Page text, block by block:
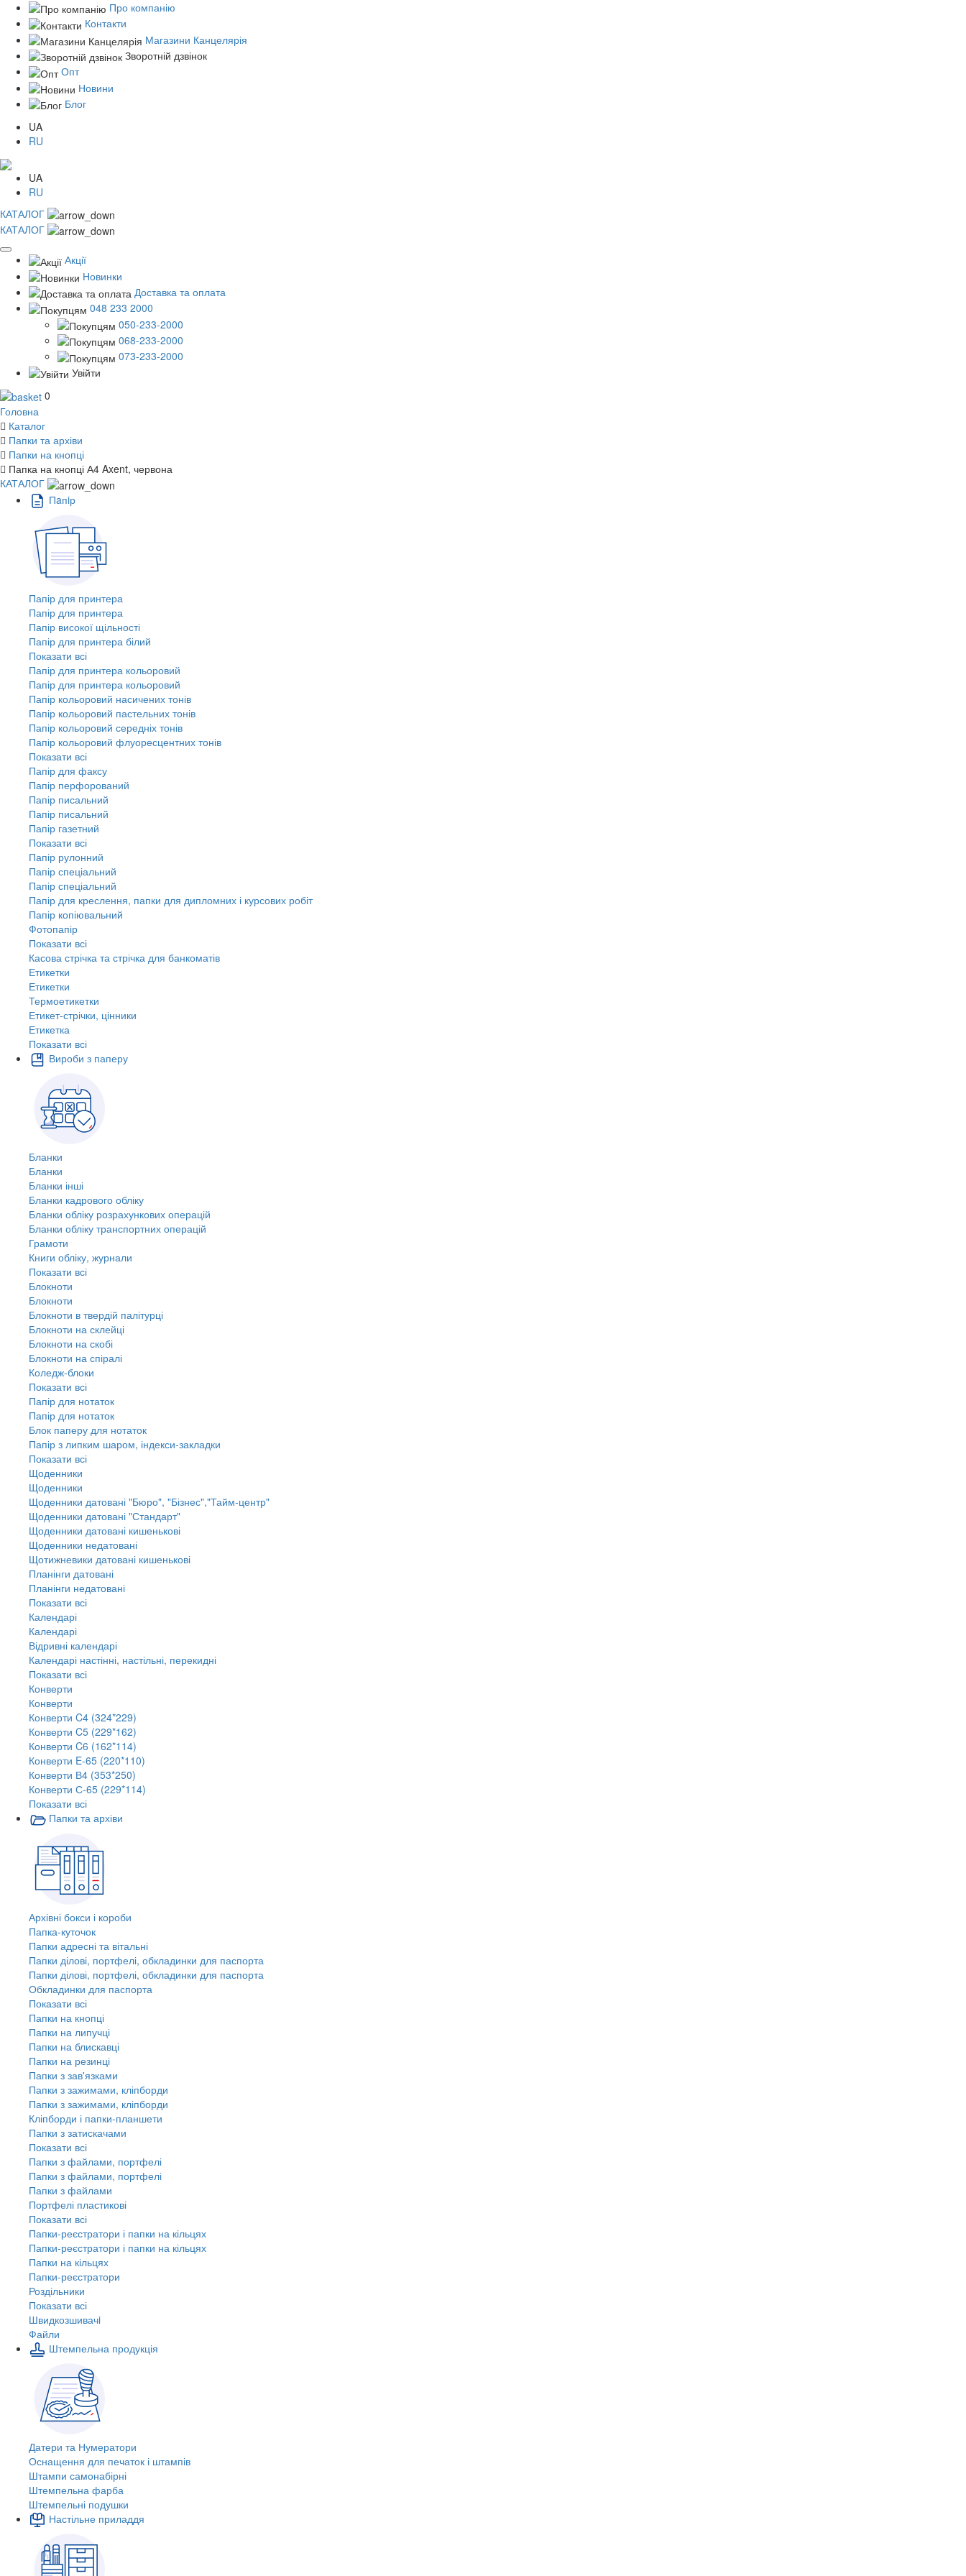
Про компанію
Контакти
Магазини Канцелярія
Зворотній дзвінок
Опт
Новини
Блог
UA
RU
UA
RU
КАТАЛОГ
КАТАЛОГ
Акції
Новинки
Доставка та оплата
048 233 2000
050-233-2000
068-233-2000
073-233-2000
Увійти
0
Головна
Каталог
Папки та архіви
Папки на кнопці
Папка на кнопці А4 Axent, червона
КАТАЛОГ
Пaпiр
Папір для принтера
Папір для принтера
Папір високої щільності
Папір для принтера білий
Показати всі
Папір для принтера кольоровий
Папір для принтера кольоровий
Папір кольоровий насичених тонів
Папір кольоровий пастельних тонів
Папір кольоровий середніх тонів
Папір кольоровий флуоресцентних тонів
Показати всі
Папір для факсу
Папір перфорований
Папір писальний
Папір писальний
Папір газетний
Показати всі
Папір рулонний
Папір спеціальний
Папір спеціальний
Папір для креслення, папки для дипломних і курсових робіт
Папір копіювальний
Фотопапір
Показати всі
Касова стрічка та стрічка для банкоматів
Етикетки
Етикетки
Термоетикетки
Етикет-стрічки, цінники
Етикетка
Показати всі
Вироби з паперу
Бланки
Бланки
Бланки інші
Бланки кадрового обліку
Бланки обліку розрахункових операцій
Бланки обліку транспортних операцій
Грамоти
Книги обліку, журнали
Показати всі
Блокноти
Блокноти
Блокноти в твердій палітурці
Блокноти на склейці
Блокноти на скобі
Блокноти на спіралі
Коледж-блоки
Показати всі
Папір для нотаток
Папір для нотаток
Блок паперу для нотаток
Папір з липким шаром, індекси-закладки
Показати всі
Щоденники
Щоденники
Щоденники датовані "Бюро", "Бізнес","Тайм-центр"
Щоденники датовані "Стандарт"
Щоденники датовані кишенькові
Щоденники недатовані
Щотижневики датовані кишенькові
Планінги датовані
Планінги недатовані
Показати всі
Календарі
Календарі
Відривні календарі
Календарі настінні, настільні, перекидні
Показати всі
Конверти
Конверти
Конверти C4 (324*229)
Конверти C5 (229*162)
Конверти C6 (162*114)
Конверти E-65 (220*110)
Конверти В4 (353*250)
Конверти С-65 (229*114)
Показати всі
Папки та архіви
Архівні бокси і короби
Папка-куточок
Папки адресні та вітальні
Папки ділові, портфелі, обкладинки для паспорта
Папки ділові, портфелі, обкладинки для паспорта
Обкладинки для паспорта
Показати всі
Папки на кнопці
Папки на липучці
Папки на блискавці
Папки на резинці
Папки з зав'язками
Папки з зажимами, кліпборди
Папки з зажимами, кліпборди
Кліпборди і папки-планшети
Папки з затискачами
Показати всі
Папки з файлами, портфелі
Папки з файлами, портфелі
Папки з файлами
Портфелі пластикові
Показати всі
Папки-реєстратори і папки на кільцях
Папки-реєстратори і папки на кільцях
Папки на кільцях
Папки-реєстратори
Роздільники
Показати всі
Швидкозшивачi
Файли
Штемпельна продукція
Датери та Нумератори
Оснащення для печаток і штампів
Штампи самонабірні
Штемпельна фарба
Штемпельні подушки
Настільне приладдя